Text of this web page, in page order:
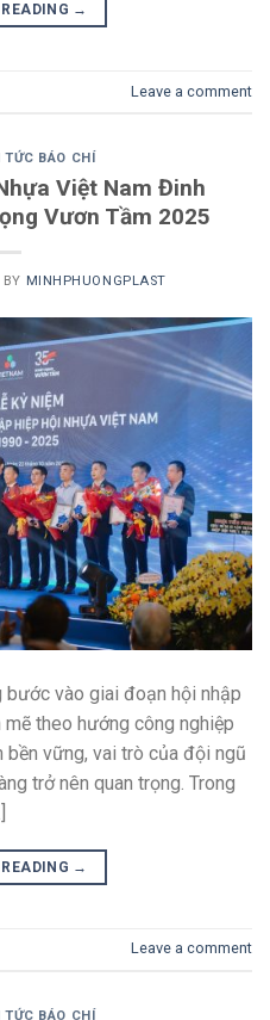
→
Leave a comment
BÁO CHÍ
Việt Nam Đinh
Vươn Tầm 2025
BY MINHPHUONGPLAST
bước vào giai đoạn hội nhập
theo hướng công nghiệp
vững, vai trò của đội ngũ
trở nên quan trọng. Trong
→
Leave a comment
TỨC BÁO CHÍ